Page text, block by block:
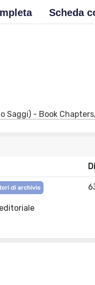
Scheda
Saggi) - Book
di archivio